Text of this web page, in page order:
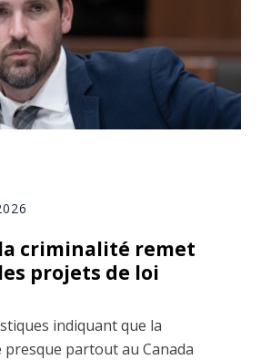
la criminalité remet
projets de loi
indiquant que la
partout au Canada